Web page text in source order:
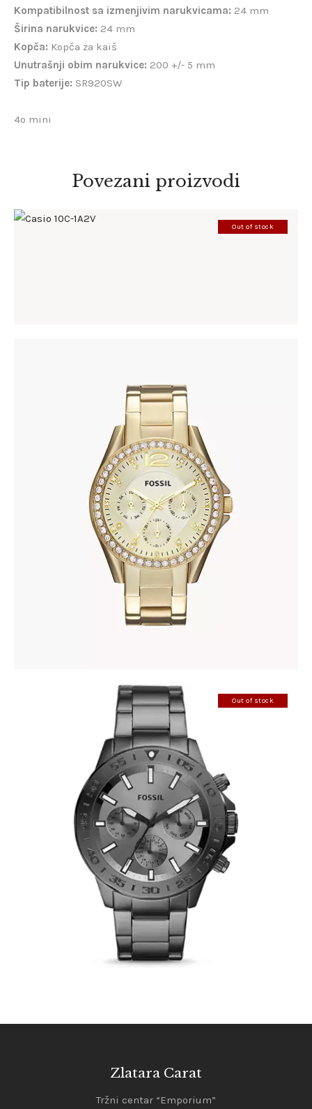
Kompatibilnost sa izmenjivim narukvicama: 24 mm
Širina narukvice: 24 mm
Kopča: Kopča za kaiš
Unutrašnji obim narukvice: 200 +/- 5 mm
Tip baterije: SR920SW
4o mini
Povezani proizvodi
Out of stock
FOSSIL ES3203
345 00 KM
Out of stock
FOSSIL BQ2491
390.00 KM
Zlatara Carat
Tržni centar “Emporium”